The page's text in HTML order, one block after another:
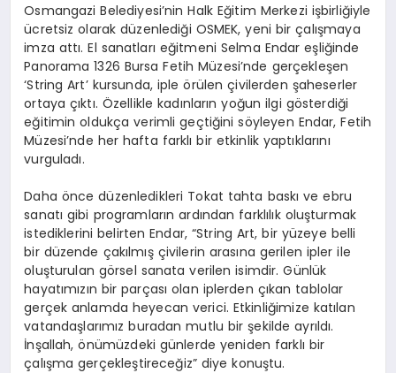
Osmangazi Belediyesi’nin Halk Eğitim Merkezi işbirliğiyle
ücretsiz olarak düzenlediği OSMEK, yeni bir çalışmaya
imza attı. El sanatları eğitmeni Selma Endar eşliğinde
Panorama 1326 Bursa Fetih Müzesi’nde gerçekleşen
‘String Art’ kursunda, iple örülen çivilerden şaheserler
ortaya çıktı. Özellikle kadınların yoğun ilgi gösterdiği
eğitimin oldukça verimli geçtiğini söyleyen Endar, Fetih
Müzesi’nde her hafta farklı bir etkinlik yaptıklarını
vurguladı.
Daha önce düzenledikleri Tokat tahta baskı ve ebru
sanatı gibi programların ardından farklılık oluşturmak
istediklerini belirten Endar, “String Art, bir yüzeye belli
bir düzende çakılmış çivilerin arasına gerilen ipler ile
oluşturulan görsel sanata verilen isimdir. Günlük
hayatımızın bir parçası olan iplerden çıkan tablolar
gerçek anlamda heyecan verici. Etkinliğimize katılan
vatandaşlarımız buradan mutlu bir şekilde ayrıldı.
İnşallah, önümüzdeki günlerde yeniden farklı bir
çalışma gerçekleştireceğiz” diye konuştu.